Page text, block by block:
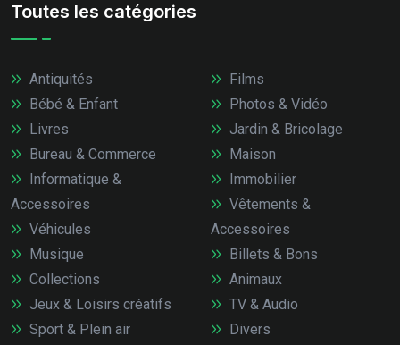
Toutes les catégories
Antiquités
Bébé & Enfant
Livres
Bureau & Commerce
Informatique &
Accessoires
Véhicules
Films
Photos & Vidéo
Jardin & Bricolage
Maison
Immobilier
Vêtements &
Accessoires
Musique
Collections
Jeux & Loisirs créatifs
Sport & Plein air
Billets & Bons
Animaux
TV & Audio
Divers